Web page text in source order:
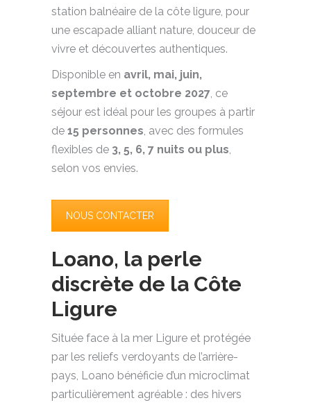
station balnéaire de la côte ligure, pour
une escapade alliant nature, douceur de
vivre et découvertes authentiques.
Disponible en avril, mai, juin,
septembre et octobre 2027, ce
séjour est idéal pour les groupes à partir
de 15 personnes, avec des formules
flexibles de 3, 5, 6, 7 nuits ou plus,
selon vos envies.
NOUS CONTACTER
Loano, la perle
discrète de la Côte
Ligure
Située face à la mer Ligure et protégée
par les reliefs verdoyants de l’arrière-
pays, Loano bénéficie d’un microclimat
particulièrement agréable : des hivers